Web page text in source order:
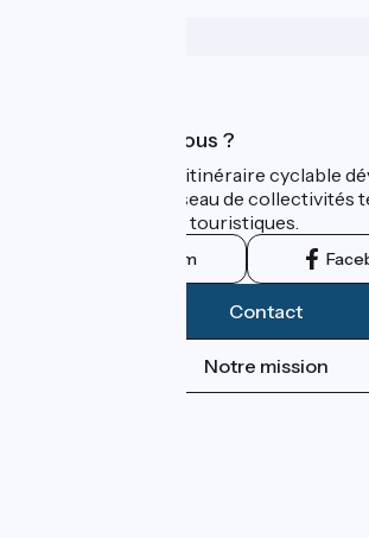
Qui sommes-nous ?
ViaRhôna est un itinéraire cyclable
promu par un réseau de collectivités
leurs institutions touristiques.
Instagram
Contact
Notre mission